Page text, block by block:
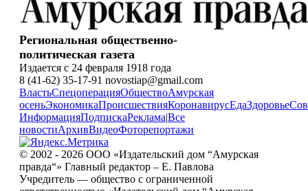
Региональная общественно-
политическая газета
Издается с 24 февраля 1918 года
8 (41-62) 35-17-91 novostiap@gmail.com
ВластьСпецоперацияОбществоАмурская
осеньЭкономикаПроисшествияКоронавирусЕдаЗдоровье
ИнформацияПодпискаРеклама|Все
новостиАрхивВидеоФоторепортажи
© 2002 - 2026 ООО «Издательский дом “Амурская
правда“» Главный редактор – Е. Павлова
Учредитель — общество с ограниченной